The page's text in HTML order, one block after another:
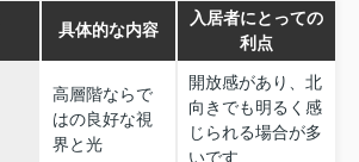
具体的な内容
入居者にとっての
利点
高層階ならで
はの良好な視
界と光
開放感があり、北
向きでも明るく感
じられる場合が多
いです